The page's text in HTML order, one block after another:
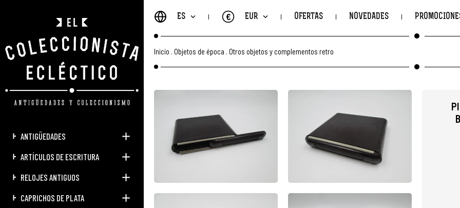
ANTIGÜEDADES
ARTÍCULOS DE ESCRITURA
RELOJES ANTIGUOS
CAPRICHOS DE PLATA
ES EUR
€ OFERTAS NOVEDADES
Inicio Objetos de época Otros objetos y complementos retro